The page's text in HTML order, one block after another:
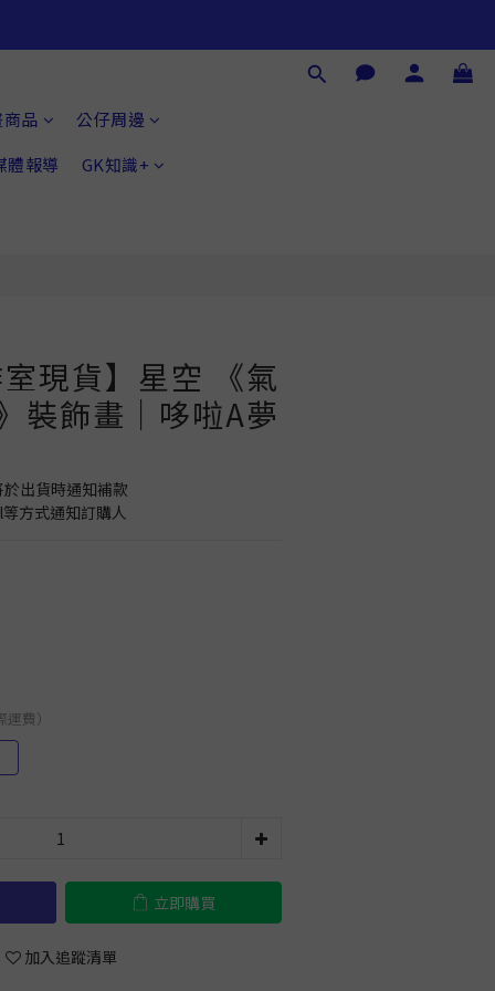
品
公仔周邊
體報導
GK知識+
現貨】星空 《氣
裝飾畫｜哆啦A夢
出貨時通知補款
方式通知訂購人
費）
立即購買
加入追蹤清單
立即購買